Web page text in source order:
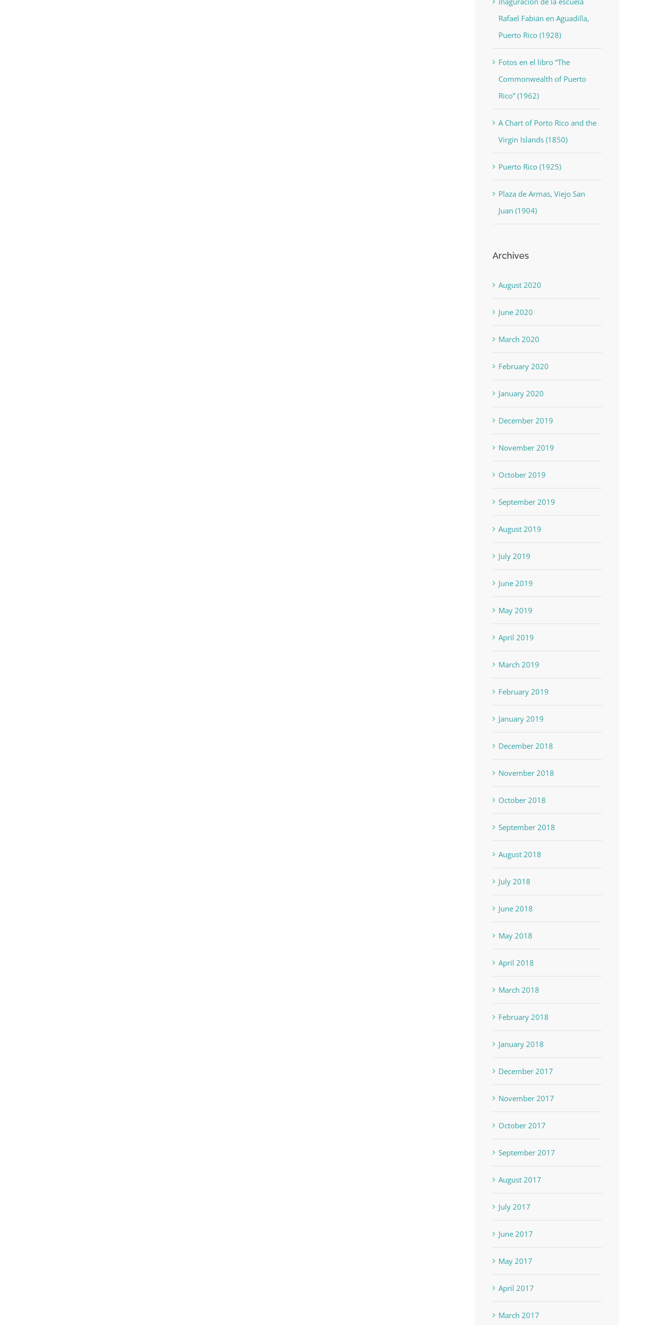
Rafael Fabián en Aguadilla,
Puerto Rico (1928)
Fotos en el libro “The
Commonwealth of Puerto
Rico” (1962)
A Chart of Porto Rico and the
Virgin Islands (1850)
Puerto Rico (1925)
Plaza de Armas, Viejo San
Juan (1904)
Archives
August 2020
June 2020
March 2020
February 2020
January 2020
December 2019
November 2019
October 2019
September 2019
August 2019
July 2019
June 2019
May 2019
April 2019
March 2019
February 2019
January 2019
December 2018
November 2018
October 2018
September 2018
August 2018
July 2018
June 2018
May 2018
April 2018
March 2018
February 2018
January 2018
December 2017
November 2017
October 2017
September 2017
August 2017
July 2017
June 2017
May 2017
April 2017
March 2017